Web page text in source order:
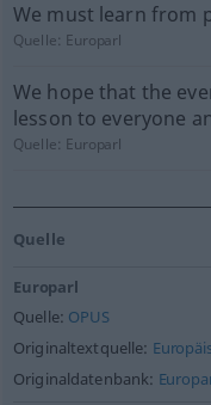
We must learn from
Quelle: Europarl
We hope that the
lesson to everyone
Quelle: Europarl
Quelle
Europarl
Quelle: OPUS
Originaltextquelle:
Originaldatenbank: